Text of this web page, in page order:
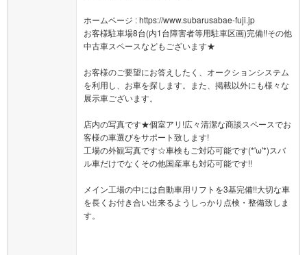
ホームページ : https://www.subarusabae-fuji.jp
お客様駐車場8台(内1台障害者等用駐車区画)完備!!その他
中古車スペースなどもございます★
お客様のご要望にお答えしたく、オークションシステム
を利用し、お車を探します。また、掲載以外にも様々な
展示車ございます。
店内の写真です★個室アリ!広々清潔な商談スペースでお
客様の車選びをサポート致します!
工場の外観写真です☆車検もご対応可能です(*'ω'*)スバ
ル車だけでなくその他国産車も対応可能です!!
メイン工場の中には自動車用リフトを3基完備!!大切な車
を長くお付き合い出来るようしっかり点検・整備致しま
す。